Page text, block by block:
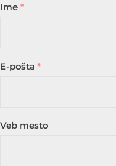
Ime *
E-pošta *
Veb mesto